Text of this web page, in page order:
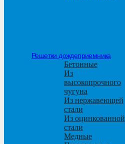
Решетки дождеприемника
Бетонные
Из
высокопрочного
чугуна
Из нержавеющей
стали
Из оцинкованной
стали
Медные